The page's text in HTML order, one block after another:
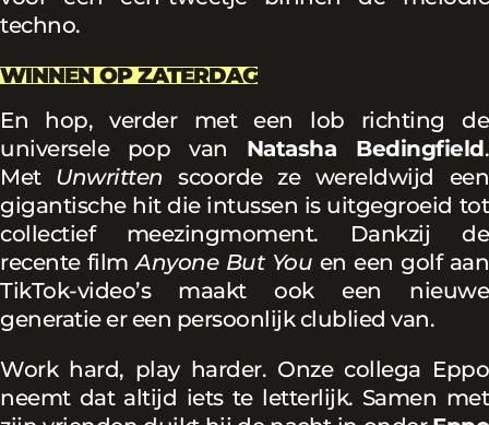
techno.
WINNEN OP ZATERDAG
En hop, verder met een lob richting de
universele pop van Natasha Bedingfield.
Met Unwritten scoorde ze wereldwijd een
gigantische hit die intussen is uitgegroeid tot
collectief meezingmoment. Dankzij de
recente filmAnyone But You en een golf aan
TikTok-video’s maakt ook een nieuwe
generatie er een persoonlijk clublied van.
Work hard, play harder. Onze collega Eppo
neemt dat altijd iets te letterlijk. Samen met